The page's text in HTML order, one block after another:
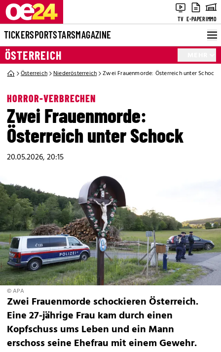
TV E-PAPERIMMO
TICKERSPORTSTARSMAGAZINE
ÖSTERREICH
Österreich Niederösterreich Zwei Frauenmorde: Österreich unter Schock
HORROR-VERBRECHEN
Zwei Frauenmorde:
Österreich unter Schock
20.05.2026, 20:15
© APA
Zwei Frauenmorde schockieren Österreich.
Eine 27-jährige Frau kam durch einen
Kopfschuss ums Leben und ein Mann
erschoss seine Ehefrau mit einem Gewehr.